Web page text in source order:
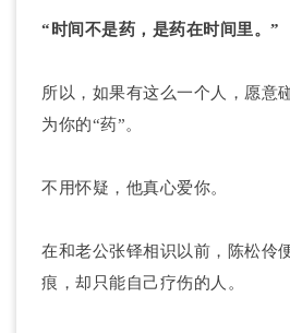
“时间不是药，是药在时间里。”
所以，如果有这么一个人，愿意
为你的“药”。
不用怀疑，他真心爱你。
在和老公张铎相识以前，陈松伶
痕，却只能自己疗伤的人。